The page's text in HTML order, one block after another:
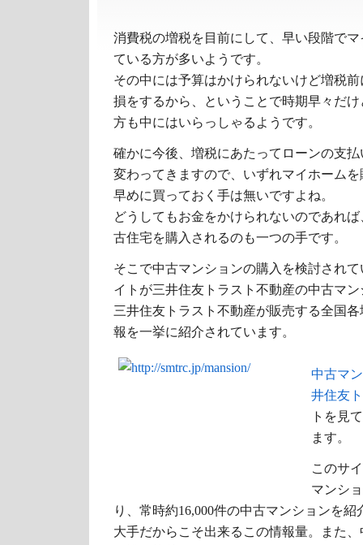
消費税の増税を目前にして、早い段階で
ている方が多いようです。
その中には予算はかけられないけど増税
損をするから、ということで時期早々だ
方も中にはいらっしゃるようです。
確かに今後、増税にあたってローンの支
変わってきますので、いずれマイホーム
早めに買っておく手は無いですよね。
どうしてもお金をかけられないのであれ
古住宅を購入されるのも一つの手です。
そこで中古マンションの購入を検討され
イトが三井住友トラスト不動産の中古マ
三井住友トラスト不動産が販売する全国
報を一挙に紹介されています。
中古マ
井住友
トを見
ます。
このサ
マンシ
り、常時約16,000件の中古マンションを紹
大手だからこそ出来るこの情報量。また